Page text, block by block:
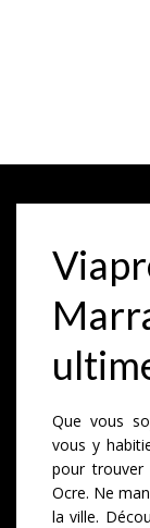
Que vous
vous y
pour trouver
Ocre. Ne
la ville.